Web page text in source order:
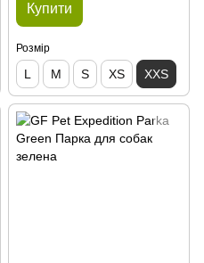
Купити
Розмір
L M S XS XXS